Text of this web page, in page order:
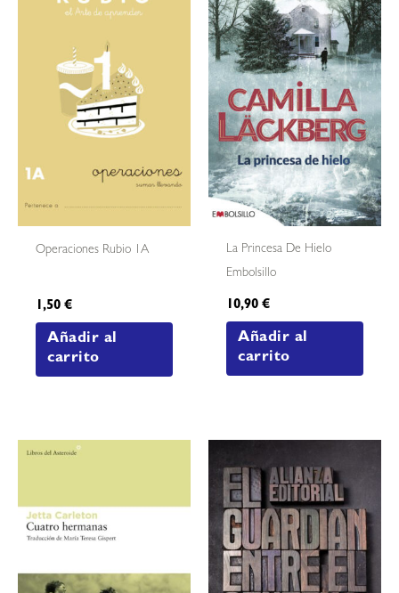
Operaciones Rubio 1A
1,50€
Añadir al
carrito
La Princesa De Hielo
Embolsillo
10,90€
Añadir al
carrito